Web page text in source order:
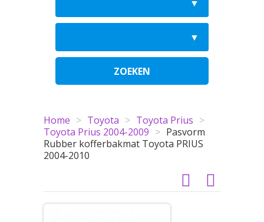
ZOEKEN
Home > Toyota > Toyota Prius >
Toyota Prius 2004-2009 > Pasvorm
Rubber kofferbakmat Toyota PRIUS
2004-2010